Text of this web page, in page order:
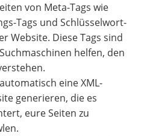
von Meta-Tags wie
Tags und Schlüsselwort-
Website. Diese Tags sind
helfen, den
eine XML-
generieren, die es
eure Seiten zu